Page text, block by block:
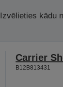
Izvēlieties kādu
Carrier
B12B813431